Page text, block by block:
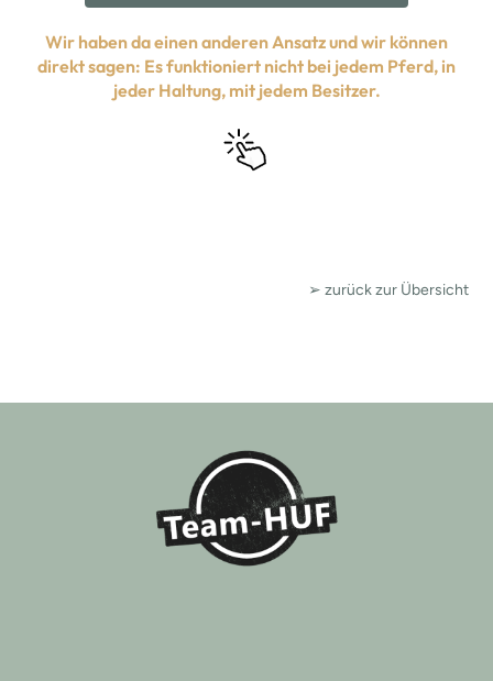
Wir haben da einen anderen Ansatz und wir können
direkt sagen: Es funktioniert nicht bei jedem Pferd, in
jeder Haltung, mit jedem Besitzer.
➢ zurück zur Übersicht